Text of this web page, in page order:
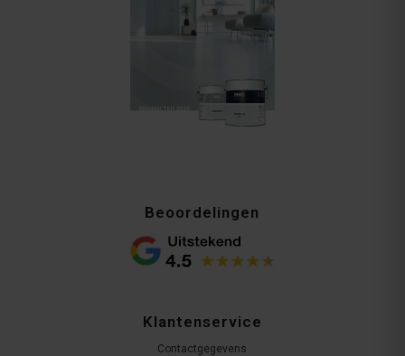
Beoordelingen
Klantenservice
Contactgegevens